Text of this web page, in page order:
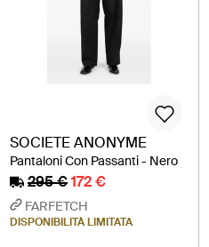
SOCIETE ANONYME
Pantaloni Con Passanti - Nero
295 €172 €
FARFETCH
DISPONIBILITÀ LIMITATA